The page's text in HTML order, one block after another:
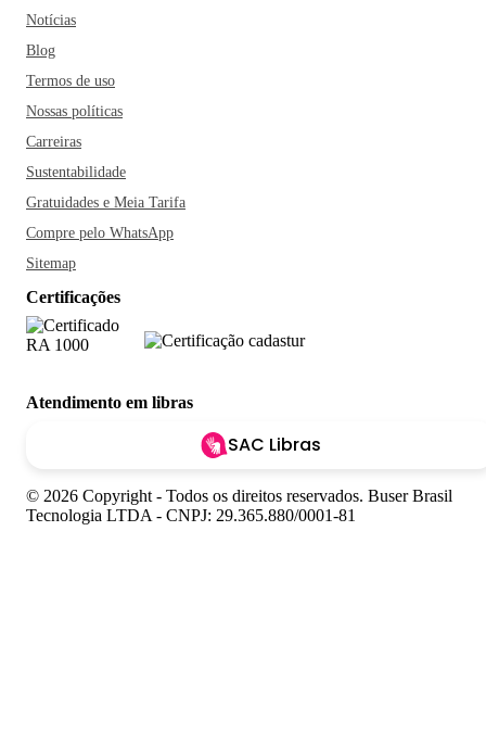
Notícias
Blog
Termos de uso
Nossas políticas
Carreiras
Sustentabilidade
Gratuidades e Meia Tarifa
Compre pelo WhatsApp
Sitemap
Certificações
Atendimento em libras
SAC Libras
© 2026 Copyright - Todos os direitos reservados. Buser Brasil
Tecnologia LTDA - CNPJ: 29.365.880/0001-81